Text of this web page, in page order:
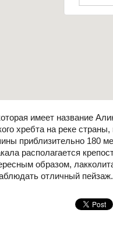
имеет название
хребта на реке
приблизительно 180
располагается
образом,
отличный пейзаж.